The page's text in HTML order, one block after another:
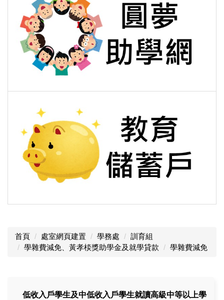
首頁 處室網頁建置 學務處
訓育組
學雜費減免、黃孝棪獎助學金及就學貸款
學雜費減免
低收入戶學生及中低收入戶學生就讀高級中等以上學